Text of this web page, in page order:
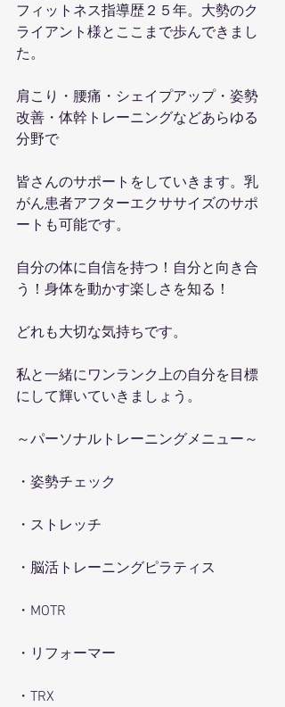
フィットネス指導歴２５年。大勢のク
ライアント様とここまで歩んできまし
た。
肩こり・腰痛・シェイプアップ・姿勢
改善・体幹トレーニングなどあらゆる
分野で
皆さんのサポートをしていきます。乳
がん患者アフターエクササイズのサポ
ートも可能です。
自分の体に自信を持つ！自分と向き合
う！身体を動かす楽しさを知る！
どれも大切な気持ちです。
私と一緒にワンランク上の自分を目標
にして輝いていきましょう。
～パーソナルトレーニングメニュー～
・姿勢チェック
・ストレッチ
・脳活トレーニングピラティス
・MOTR
・リフォーマー
・TRX